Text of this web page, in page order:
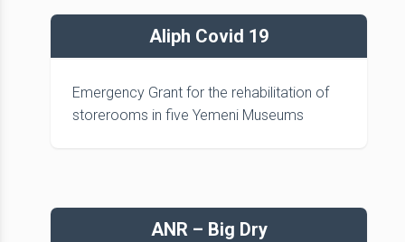
Aliph Covid 19
Emergency Grant for the rehabilitation of
storerooms in five Yemeni Museums
ANR – Big Dry